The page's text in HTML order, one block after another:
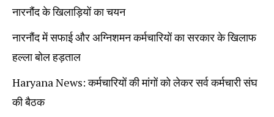
नारनौंद के खिलाड़ियों का चयन
नारनौंद में सफाई और अग्निशमन कर्मचारियों का सरकार के खिलाफ
हल्ला बोल हड़ताल
Haryana News: कर्मचारियों की मांगों को लेकर सर्व कर्मचारी संघ
की बैठक